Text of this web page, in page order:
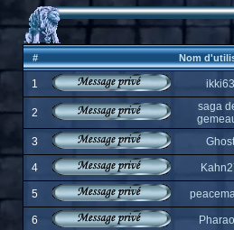
# Nom
1 ikki63
2
saga
3
Ghost
4
5
6